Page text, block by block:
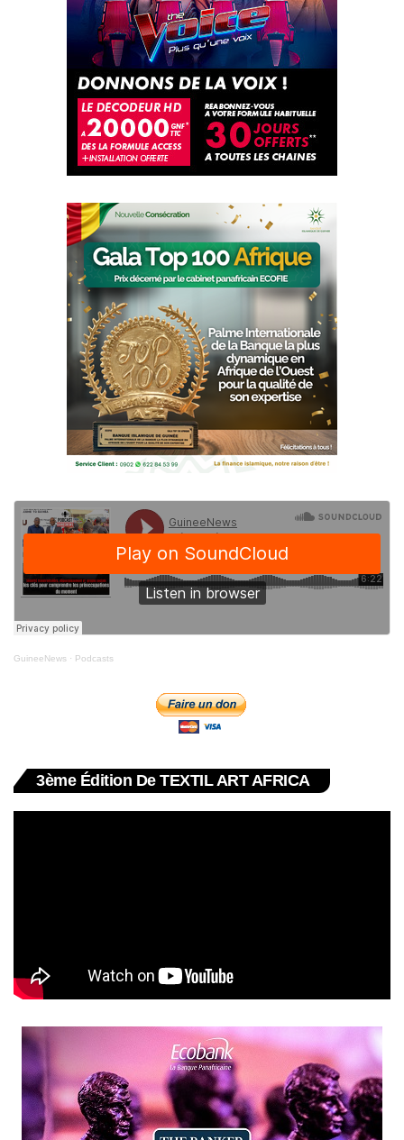
GuineeNews · Podcasts
3ème Édition De TEXTIL ART AFRICA